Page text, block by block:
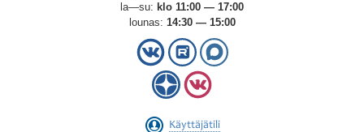
la—su: klo 11:00 — 17:00
lounas: 14:30 — 15:00
Käyttäjätili